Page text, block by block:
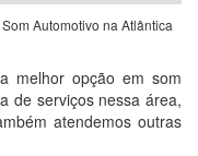
Som Automotivo na Atlântica
melhor opção em som
de serviços nessa área,
atendemos outras